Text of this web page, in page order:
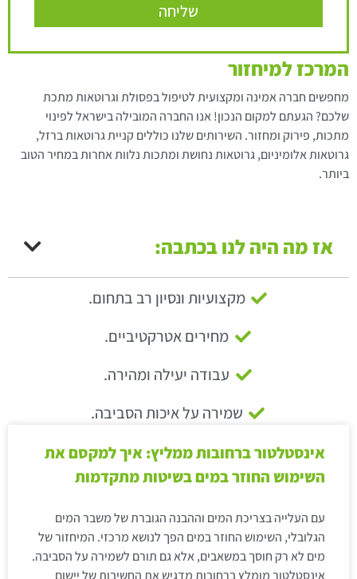
שליחה
המרכז למיחזור
מחפשים חברה אמינה ומקצועית לטיפול בפסולת וגרוטאות מתכת
שלכם? הגעתם למקום הנכון! אנו החברה המובילה בישראל לפינוי
מתכות, פירוק ומחזור. השירותים שלנו כוללים קניית גרוטאות ברזל,
גרוטאות אלומיניום, גרוטאות נחושת ומתכות נלוות אחרות במחיר הטוב
ביותר.
אז מה היה לנו בכתבה:
מקצועיות ונסיון רב בתחום.
מחירים אטרקטיביים.
עבודה יעילה ומהירה.
שמירה על איכות הסביבה.
אינסטלטור ברחובות ממליץ: איך למקסם את
השימוש החוזר במים בשיטות מתקדמות
עם העלייה בצריכת המים וההבנה הגוברת של משבר המים
הגלובלי, השימוש החוזר במים הפך לנושא מרכזי. המיחזור של
מים לא רק חוסך במשאבים, אלא גם תורם לשמירה על הסביבה.
אינסטלטור מומלץ ברחובות מדגיש את החשיבות של יישום